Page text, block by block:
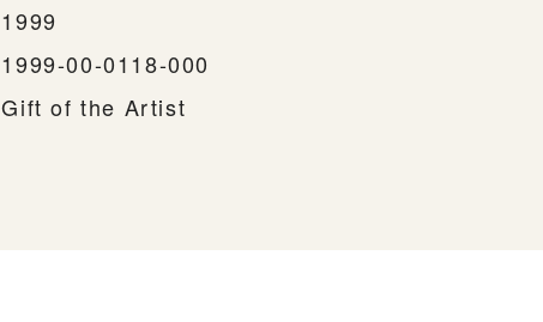
1999
1999-00-0118-000
Gift of the Artist